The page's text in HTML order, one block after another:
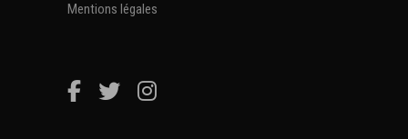
Mentions légales